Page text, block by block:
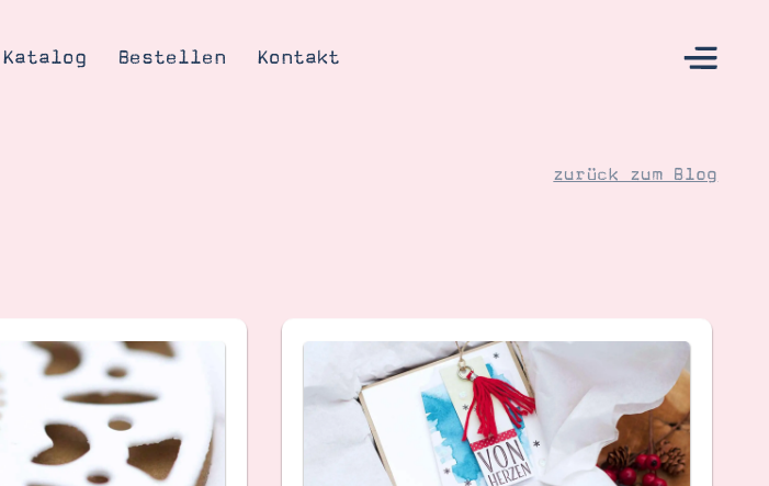
Katalog Bestellen Kontakt
zurück zum Blog